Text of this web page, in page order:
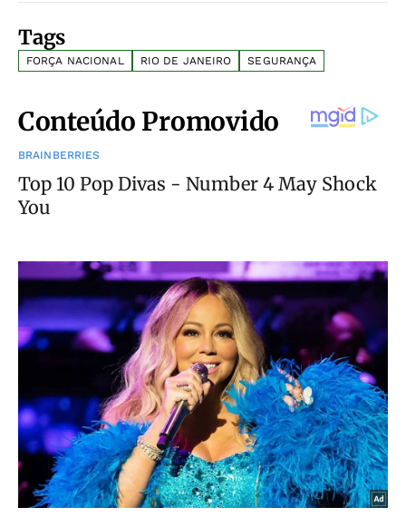
Tags
FORÇA NACIONAL RIO DE JANEIRO SEGURANÇA